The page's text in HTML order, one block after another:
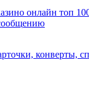
онлайн топ
конверты,